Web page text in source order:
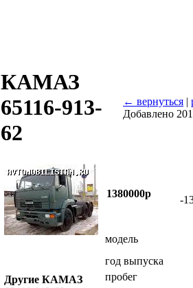
КАМАЗ
65116-913-
62
← вернуться |
Добавлено
Другие КАМАЗ
1380000р
-
модель
год выпуска
пробег